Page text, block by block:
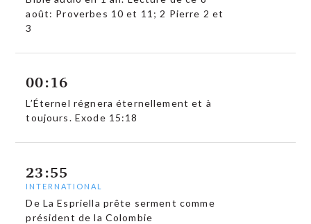
août: Proverbes 10 et 11; 2 Pierre 2 et
3
00:16
L’Éternel régnera éternellement et à
toujours. Exode 15:18
23:55
INTERNATIONAL
De La Espriella prête serment comme
président de la Colombie